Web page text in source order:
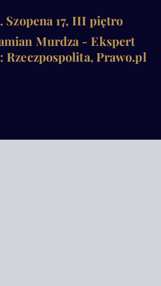
Szopena 17, III piętro
Murdza - Ekspert
Rzeczpospolita, Prawo.pl